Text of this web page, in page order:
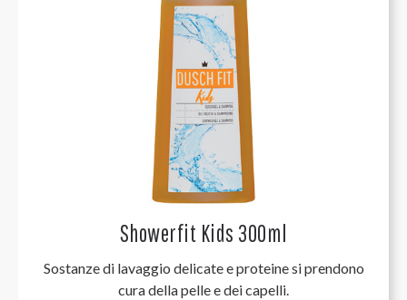
Showerfit Kids 300ml
Sostanze di lavaggio delicate e proteine si prendono
cura della pelle e dei capelli.